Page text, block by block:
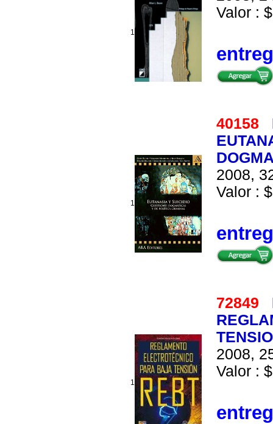
1
Valor :
1
40158
2008,
Valor :
1
72849
2008,
Valor :